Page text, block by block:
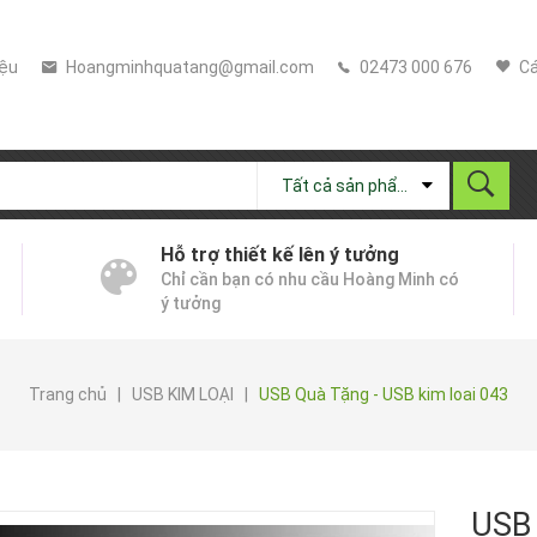
Hoangminhquatang@gmail.com 02473 000 676
Hỗ trợ thiết kế lên ý tưởng
Chỉ cần bạn có nhu cầu Hoàng Minh có
ý tưởng
Trang chủ USB KIM LOẠI USB Quà Tặng - USB kim loai 043